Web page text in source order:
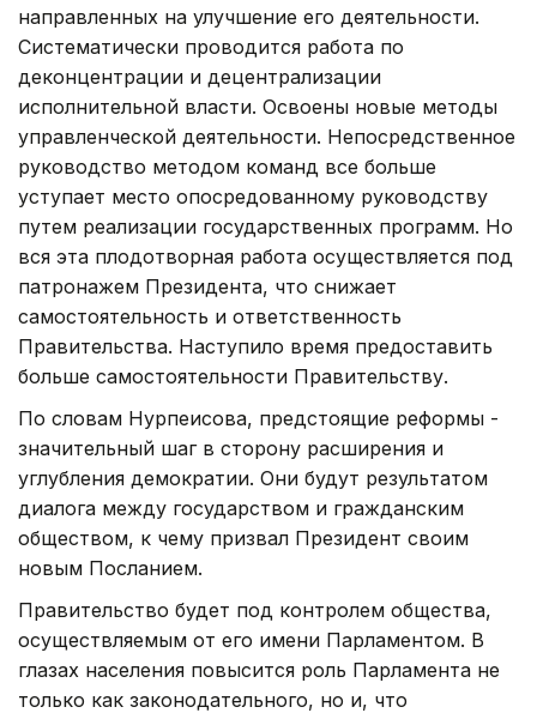
направленных на улучшение его деятельности.
Систематически проводится работа по
деконцентрации и децентрализации
исполнительной власти. Освоены новые методы
управленческой деятельности. Непосредственное
руководство методом команд все больше
уступает место опосредованному руководству
путем реализации государственных программ. Но
вся эта плодотворная работа осуществляется под
патронажем Президента, что снижает
самостоятельность и ответственность
Правительства. Наступило время предоставить
больше самостоятельности Правительству.
По словам Нурпеисова, предстоящие реформы -
значительный шаг в сторону расширения и
углубления демократии. Они будут результатом
диалога между государством и гражданским
обществом, к чему призвал Президент своим
новым Посланием.
Правительство будет под контролем общества,
осуществляемым от его имени Парламентом. В
глазах населения повысится роль Парламента не
только как законодательного, но и, что